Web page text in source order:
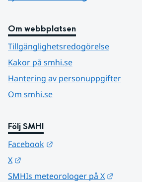
Om webbplatsen
Tillgänglighetsredogörelse
Kakor på smhi.se
Hantering av personuppgifter
Om smhi.se
Följ SMHI
Facebook
X
SMHIs meteorologer på X